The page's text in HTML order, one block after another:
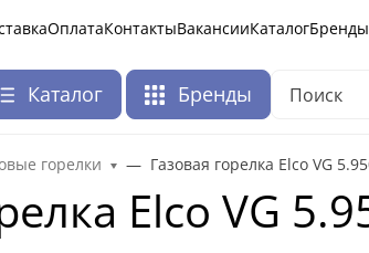
ОплатаКонтактыВакансииКаталогБренды
Каталог Бренды
горелки Газовая горелка Elco VG
Elco VG